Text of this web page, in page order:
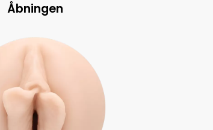
Åbningen